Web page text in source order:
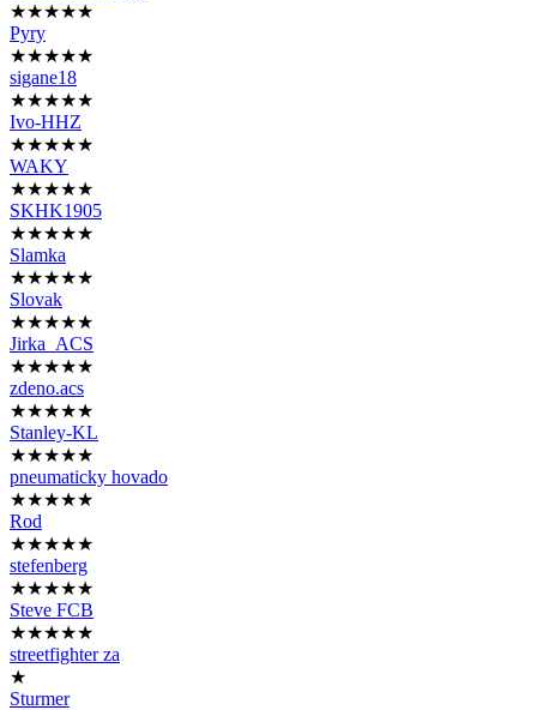
★★★★★
Pyry
★★★★★
sigane18
★★★★★
Ivo-HHZ
★★★★★
WAKY
★★★★★
SKHK1905
★★★★★
Slamka
★★★★★
Slovak
★★★★★
Jirka_ACS
★★★★★
zdeno.acs
★★★★★
Stanley-KL
★★★★★
pneumaticky hovado
★★★★★
Rod
★★★★★
stefenberg
★★★★★
Steve FCB
★★★★★
streetfighter za
★
Sturmer